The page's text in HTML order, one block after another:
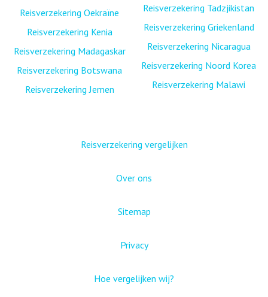
Reisverzekering Oekraïne
Reisverzekering Kenia
Reisverzekering Madagaskar
Reisverzekering Botswana
Reisverzekering Jemen
Reisverzekering Tadzjikistan
Reisverzekering Griekenland
Reisverzekering Nicaragua
Reisverzekering Noord Korea
Reisverzekering Malawi
Reisverzekering vergelijken
Over ons
Sitemap
Privacy
Hoe vergelijken wij?